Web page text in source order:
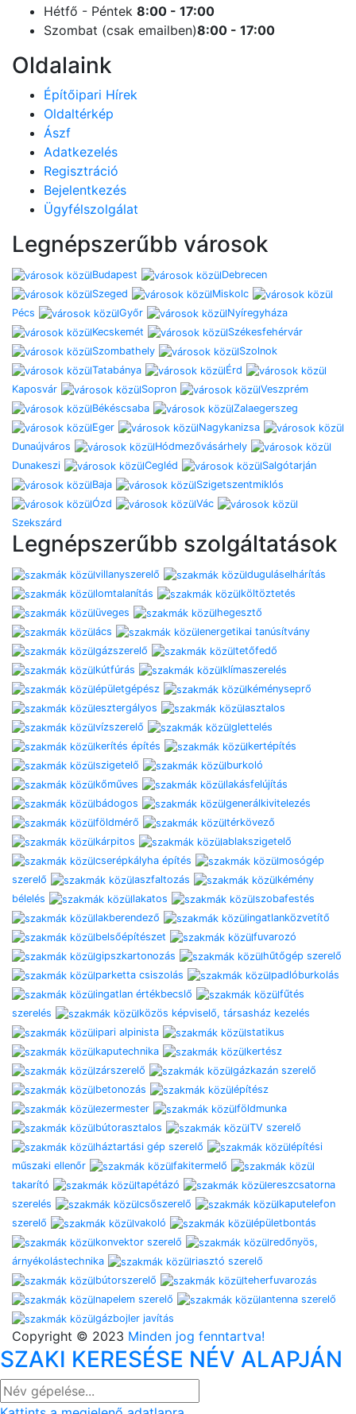
Hétfő - Péntek 8:00 - 17:00
Szombat (csak emailben)8:00 - 17:00
Oldalaink
Építőipari Hírek
Oldaltérkép
Ászf
Adatkezelés
Regisztráció
Bejelentkezés
Ügyfélszolgálat
Legnépszerűbb városok
Budapest
Debrecen
Szeged
Miskolc
Pécs
Győr
Nyíregyháza
Kecskemét
Székesfehérvár
Szombathely
Szolnok
Tatabánya
Érd
Kaposvár
Sopron
Veszprém
Békéscsaba
Zalaegerszeg
Eger
Nagykanizsa
Dunaújváros
Hódmezővásárhely
Dunakeszi
Cegléd
Salgótarján
Baja
Szigetszentmiklós
Ózd
Vác
Szekszárd
Legnépszerűbb szolgáltatások
villanyszerelő
duguláselhárítás
lomtalanítás
költöztetés
üveges
hegesztő
ács
energetikai tanúsítvány
gázszerelő
tetőfedő
kútfúrás
klímaszerelés
épületgépész
kéményseprő
esztergályos
asztalos
vízszerelő
glettelés
kerítés építés
kertépítés
szigetelő
burkoló
kőműves
lakásfelújítás
bádogos
generálkivitelezés
földmérő
térkövező
kárpitos
ablakszigetelő
cserépkályha építés
mosógép
szerelő
aszfaltozás
kémény
bélelés
lakatos
szobafestés
lakberendező
ingatlanközvetítő
belsőépítészet
fuvarozó
gipszkartonozás
hűtőgép szerelő
parketta csiszolás
padlóburkolás
ingatlan értékbecslő
fűtés
szerelés
közös képviselő, társasház kezelés
ipari alpinista
statikus
kaputechnika
kertész
zárszerelő
gázkazán szerelő
betonozás
építész
ezermester
földmunka
bútorasztalos
TV szerelő
háztartási gép szerelő
építési
műszaki ellenőr
fakitermelő
takarító
tapétázó
ereszcsatorna
szerelés
csőszerelő
kaputelefon
szerelő
vakoló
épületbontás
konvektor szerelő
redőnyös,
árnyékolástechnika
riasztó szerelő
bútorszerelő
teherfuvarozás
napelem szerelő
antenna szerelő
gázbojler javítás
Copyright © 2023 Minden jog fenntartva!
SZAKI KERESÉSE NÉV ALAPJÁN